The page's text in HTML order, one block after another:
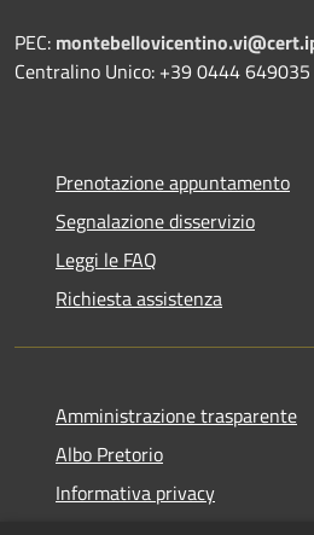
PEC:
Centralino Unico: +39 0444 649035
Prenotazione appuntamento
Segnalazione disservizio
Leggi le FAQ
Richiesta assistenza
Amministrazione trasparente
Albo Pretorio
Informativa privacy